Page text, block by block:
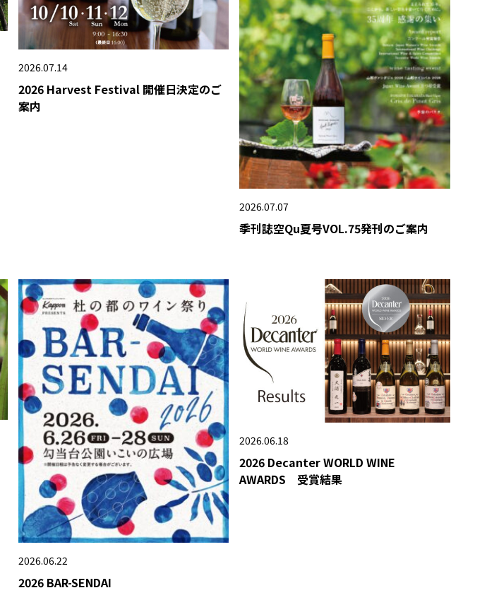
2026.07.14
2026 Harvest Festival 開催日決定のご
案内
2026.07.07
季刊誌空Qu夏号VOL.75発刊のご案内
2026.06.22
2026 BAR-SENDAI
2026.06.18
2026 Decanter WORLD WINE
AWARDS 受賞結果